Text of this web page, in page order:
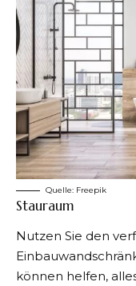
Quelle: Freepik
Stauraum
Nutzen Sie den
können helfen,